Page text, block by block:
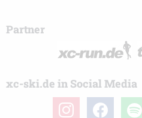
Partner
xc-ski.de in Social Media
instagramfacebook